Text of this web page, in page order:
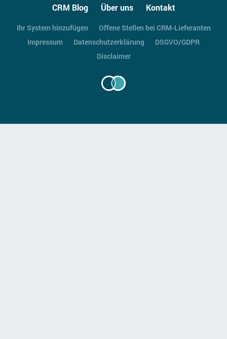
CRM Blog
Über uns Kontakt
Ihr System hinzufügen
Offene Stellen bei CRM-Lieferanten
Impressum
Datenschutzerklärung
DSGVO/GDPR
Disclaimer